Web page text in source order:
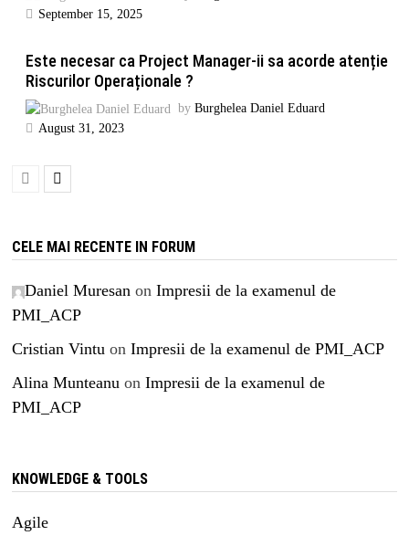
September 15, 2025
Este necesar ca Project Manager-ii sa acorde atenție
Riscurilor Operaționale ?
by Burghelea Daniel Eduard
August 31, 2023
CELE MAI RECENTE IN FORUM
Daniel Muresanon Impresii de la examenul de
PMI_ACP
Cristian Vintuon Impresii de la examenul de PMI_ACP
Alina Munteanuon Impresii de la examenul de
PMI_ACP
KNOWLEDGE & TOOLS
Agile